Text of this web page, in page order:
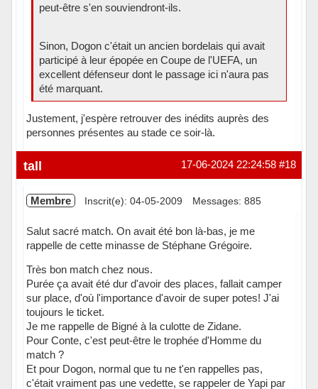
peut-être s'en souviendront-ils.
Sinon, Dogon c'était un ancien bordelais qui avait
participé à leur épopée en Coupe de l'UEFA, un
excellent défenseur dont le passage ici n'aura pas
été marquant.
Justement, j'espère retrouver des inédits auprès des
personnes présentes au stade ce soir-là.
Hors ligne #18
17-06-2024 22:24:58
tall
Membre Inscrit(e): 04-05-2009 Messages: 885
Salut sacré match. On avait été bon là-bas, je me
rappelle de cette minasse de Stéphane Grégoire.
Très bon match chez nous.
Purée ça avait été dur d'avoir des places, fallait camper
sur place, d'où l'importance d'avoir de super potes! J'ai
toujours le ticket.
Je me rappelle de Bigné à la culotte de Zidane.
Pour Conte, c'est peut-être le trophée d'Homme du
match ?
Et pour Dogon, normal que tu ne t'en rappelles pas,
c'était vraiment pas une vedette, se rappeler de Yapi par